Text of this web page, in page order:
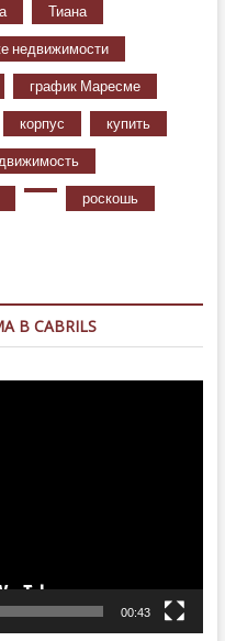
Тиана
недвижимости
график Маресме
корпус купить
роскошь
CABRILS
00:43